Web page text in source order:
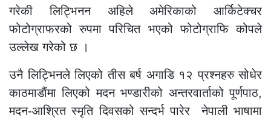
गरेकी लिट्भिनन अहिले अमेरिकाको आर्किटेक्चर
फोटोग्राफरको रुपमा परिचित भएको फोटोग्राफि कोपले
उल्लेख गरेको छ ।
उनै लिट्भिनले लिएको तीस बर्ष अगाडि १२ प्रश्नहरु सोधेर
काठमाडाैंमा लिएको मदन भण्डारीको अन्तरवार्ताको पूर्णपाठ,
मदन-आश्रित स्मृति दिवसको सन्दर्भ पारेर नेपाली भाषामा